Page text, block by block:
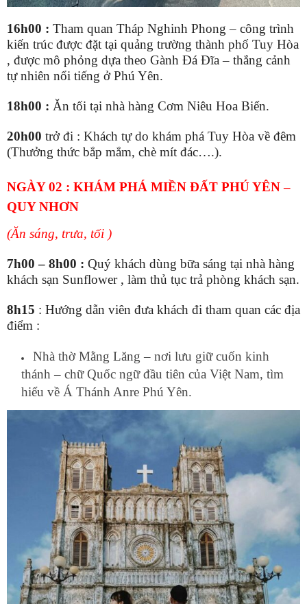
16h00 : Tham quan Tháp Nghinh Phong – công trình
kiến trúc được đặt tại quảng trường thành phố Tuy Hòa
, được mô phỏng dựa theo Gành Đá Đĩa– thắng cảnh
tự nhiên nổi tiếng ở Phú Yên.
18h00 : Ăn tối tại nhà hàng Cơm Niêu Hoa Biển.
20h00 trở đi : Khách tự do khám phá Tuy Hòa về đêm
(Thưởng thức bắp mắm, chè mít đác….).
NGÀY 02 : KHÁM PHÁ MIỀN ĐẤT PHÚ YÊN–
QUY NHƠN
(Ăn sáng, trưa, tối )
7h00 – 8h00 : Quý khách dùng bữa sáng tại nhà hàng
khách sạn Sunflower , làm thủ tục trả phòng khách sạn.
8h15 : Hướng dẫn viên đưa khách đi tham quan các địa
điểm :
Nhà thờ Mằng Lăng – nơi lưu giữ cuốn kinh
thánh – chữQuốc ngữ đầu tiên của Việt Nam, tìm
hiểu về Á Thánh Anre Phú Yên.